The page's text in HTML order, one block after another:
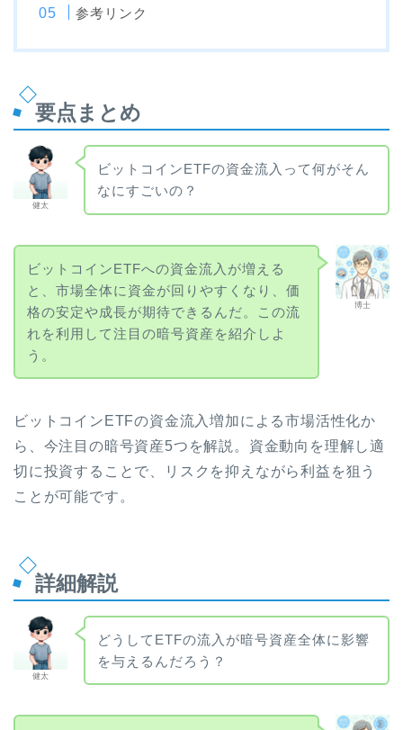
参考リンク
要点まとめ
健太
ビットコインETFの資金流入って何がそん
なにすごいの？
博士
ビットコインETFへの資金流入が増える
と、市場全体に資金が回りやすくなり、価
格の安定や成長が期待できるんだ。この流
れを利用して注目の暗号資産を紹介しよ
う。
ビットコインETFの資金流入増加による市場活性化か
ら、今注目の暗号資産5つを解説。資金動向を理解し適
切に投資することで、リスクを抑えながら利益を狙う
ことが可能です。
詳細解説
健太
どうしてETFの流入が暗号資産全体に影響
を与えるんだろう？